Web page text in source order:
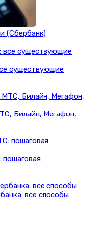
(Сбербанк)
существующие
Билайн, Мегафон,
пошаговая
все способы